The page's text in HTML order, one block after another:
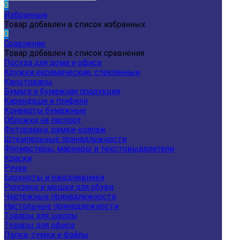
0
Избранные
Товар добавлен в список избранных
0
Сравнение
Товар добавлен в список сравнения
Посуда для дома и офиса
Кружки керамические, стеклянные
Канцтовары
Бумага и бумажная продукция
Карандаши и грифели
Конверты бумажные
Обложки на паспорт
Фоторамки, рамки-коллаж
Штемпельные принадлежности
Фломастеры, маркеры и текстовыделители
Краски
Ручки
Блокноты и ежедневники
Рюкзаки и мешки для обуви
Чертежные принадлежности
Настольные принадлежности
Товары для школы
Товары для офиса
Папки, сумки и файлы